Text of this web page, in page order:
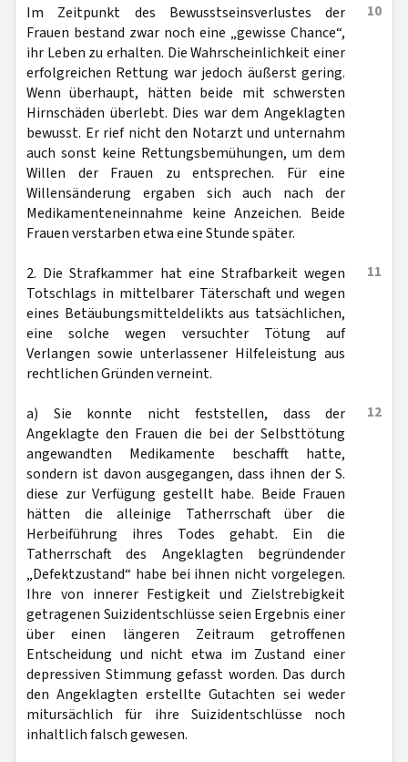
10
Im Zeitpunkt des Bewusstseinsverlustes der
Frauen bestand zwar noch eine „gewisse Chance“,
ihr Leben zu erhalten. Die Wahrscheinlichkeit einer
erfolgreichen Rettung war jedoch äußerst gering.
Wenn überhaupt, hätten beide mit schwersten
Hirnschäden überlebt. Dies war dem Angeklagten
bewusst. Er rief nicht den Notarzt und unternahm
auch sonst keine Rettungsbemühungen, um dem
Willen der Frauen zu entsprechen. Für eine
Willensänderung ergaben sich auch nach der
Medikamenteneinnahme keine Anzeichen. Beide
Frauen verstarben etwa eine Stunde später.
11
2. Die Strafkammer hat eine Strafbarkeit wegen
Totschlags in mittelbarer Täterschaft und wegen
eines Betäubungsmitteldelikts aus tatsächlichen,
eine solche wegen versuchter Tötung auf
Verlangen sowie unterlassener Hilfeleistung aus
rechtlichen Gründen verneint.
12
a) Sie konnte nicht feststellen, dass der
Angeklagte den Frauen die bei der Selbsttötung
angewandten Medikamente beschafft hatte,
sondern ist davon ausgegangen, dass ihnen der S.
diese zur Verfügung gestellt habe. Beide Frauen
hätten die alleinige Tatherrschaft über die
Herbeiführung ihres Todes gehabt. Ein die
Tatherrschaft des Angeklagten begründender
„Defektzustand“ habe bei ihnen nicht vorgelegen.
Ihre von innerer Festigkeit und Zielstrebigkeit
getragenen Suizidentschlüsse seien Ergebnis einer
über einen längeren Zeitraum getroffenen
Entscheidung und nicht etwa im Zustand einer
depressiven Stimmung gefasst worden. Das durch
den Angeklagten erstellte Gutachten sei weder
mitursächlich für ihre Suizidentschlüsse noch
inhaltlich falsch gewesen.